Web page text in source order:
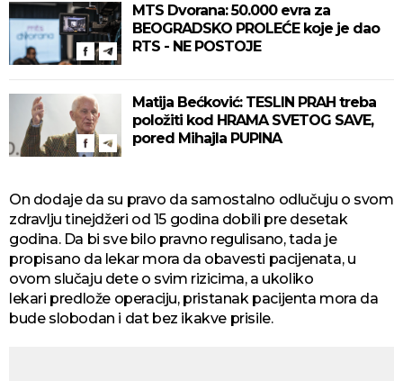
MTS Dvorana: 50.000 evra za
BEOGRADSKO PROLEĆE koje je dao
RTS - NE POSTOJE
Matija Bećković: TESLIN PRAH treba
položiti kod HRAMA SVETOG SAVE,
pored Mihajla PUPINA
On dodaje da su pravo da samostalno odlučuju o svom
zdravlju tinejdžeri od 15 godina dobili pre desetak
godina. Da bi sve bilo pravno regulisano, tada je
propisano da lekar mora da obavesti pacijenata, u
ovom slučaju dete o svim rizicima, a ukoliko
lekari predlože operaciju, pristanak pacijenta mora da
bude slobodan i dat bez ikakve prisile.